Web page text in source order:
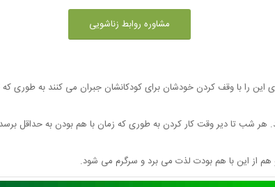
مشاوره روابط زناشویی
را با وقف کردن خودشان برای کودکانشان جبران می کنند به طوری
هر شب تا دیر وقت کار کردن به طوری که زمان با هم بودن به حداقل
هم از این با هم بودت لذت می برد و سرگرم می شود.